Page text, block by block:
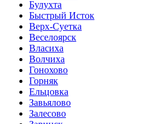
Булухта
Быстрый Исток
Верх-Суетка
Веселоярск
Власиха
Волчиха
Гонохово
Горняк
Ельцовка
Завьялово
Залесово